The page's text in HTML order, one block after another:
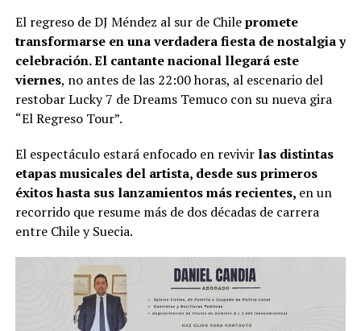
El regreso de DJ Méndez al sur de Chilepromete
transformarse en una verdadera fiesta de nostalgia y
celebración. El cantante nacional llegará este
viernes, no antes de las 22:00 horas, al escenario del
restobar Lucky 7 de Dreams Temuco con su nueva gira
“El Regreso Tour”.
El espectáculo estará enfocado en revivir las distintas
etapas musicales del artista, desde sus primeros
éxitos hasta sus lanzamientos más recientes, en un
recorrido que resume más de dos décadas de carrera
entre Chile y Suecia.